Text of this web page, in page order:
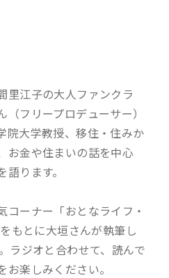
里江子の大人ファンクラ
フリープロデューサー）
院大学教授、移住・住みか
お金や住まいの話を中心
ります。
コーナー「おとなライフ・
もとに大垣さんが執筆し
ラジオと合わせて、読んで
楽しみください。